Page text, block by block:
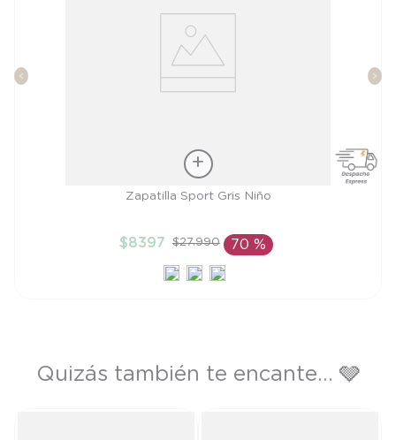
AÑADIR AL CARRITO
Zapatilla Sport Gris Niño
$8397 $27.990 70 %
Quizás también te encante... 🩶